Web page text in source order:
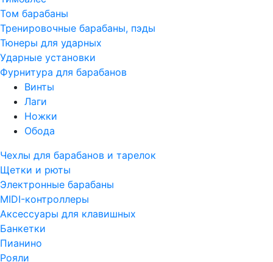
Том барабаны
Тренировочные барабаны, пэды
Тюнеры для ударных
Ударные установки
Фурнитура для барабанов
Винты
Лаги
Ножки
Обода
Чехлы для барабанов и тарелок
Щетки и рюты
Электронные барабаны
MIDI-контроллеры
Аксессуары для клавишных
Банкетки
Пианино
Рояли